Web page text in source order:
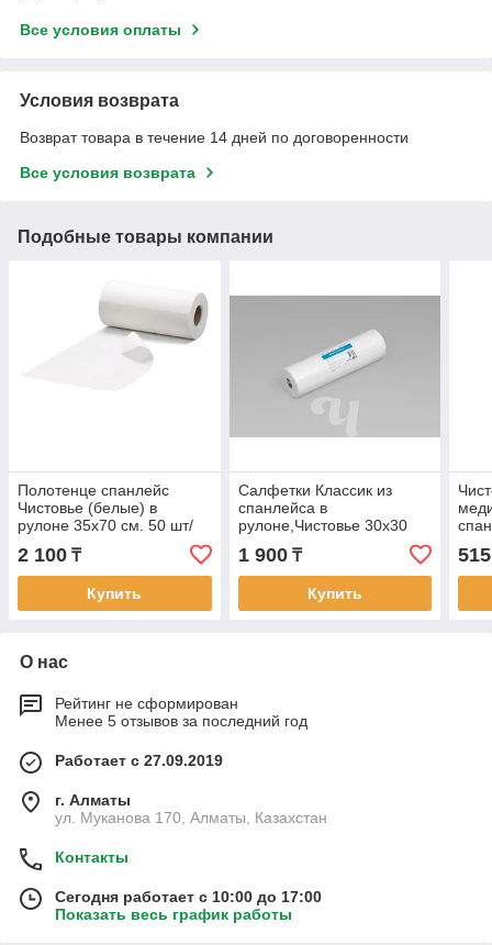
Все условия оплаты
Условия возврата
Возврат товара в течение 14 дней по договоренности
Все условия возврата
Подобные товары компании
Полотенце спанлейс
Чистовье (белые) в
рулоне 35х70 см. 50 шт/
2 100 ₸
Купить
Салфетки Классик из
спанлейса в
рулоне,Чистовье 30х30
см, Белый, 100 шт/упк
1 900₸
Купить
515
О нас
Рейтинг не сформирован
Менее 5 отзывов за последний год
Работает с 27.09.2019
г. Алматы
ул. Муканова 170, Алматы, Казахстан
Контакты
Сегодня работает с 10:00 до 17:00
Показать весь график работы